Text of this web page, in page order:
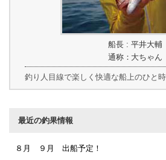
船長 : 平井大輔
通称：大ちゃん
釣り人目線で楽しく快適な船上のひと
最近の釣果情報
８月 ９月 出船予定！